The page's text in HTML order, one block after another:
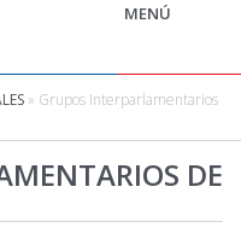
MENÚ
» Grupos Interparlamentarios
DE